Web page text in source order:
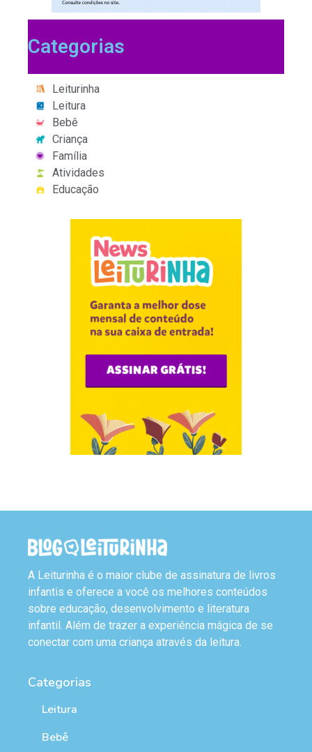
Categorias
Leiturinha
Leitura
Bebê
Criança
Família
Atividades
Educação
A Leiturinha é o maior clube de assinatura de livros
infantis e oferece a você os melhores conteúdos
sobre educação, desenvolvimento e literatura
infantil. Além de trazer a experiência mágica de se
conectar com uma criança através da leitura.
Categorias
Leitura
Bebê